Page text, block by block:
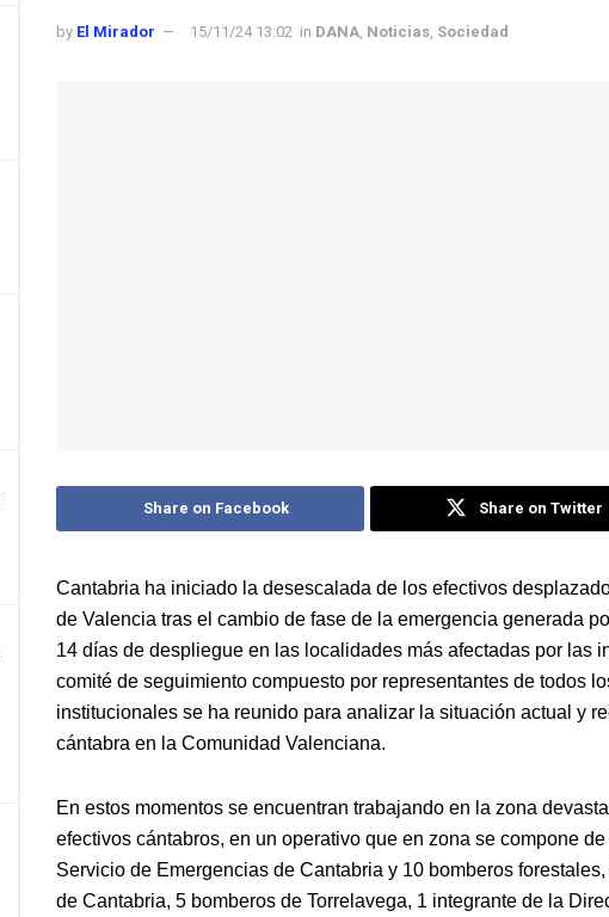
by El Mirador 15/11/24 13:02 in DANA Noticias Sociedad
Share on Facebook Share on Twitter
Cantabria ha iniciado la desescalada de los efectivos
de Valencia tras el cambio de fase de la emergencia generada
14 días de despliegue en las localidades más afectadas por las
comité de seguimiento compuesto por representantes de todos
institucionales se ha reunido para analizar la situación actual y
cántabra en la Comunidad Valenciana.
En estos momentos se encuentran trabajando en la zona
efectivos cántabros, en un operativo que en zona se compone de
Servicio de Emergencias de Cantabria y 10 bomberos
de Cantabria, 5 bomberos de Torrelavega, 1 integrante de la